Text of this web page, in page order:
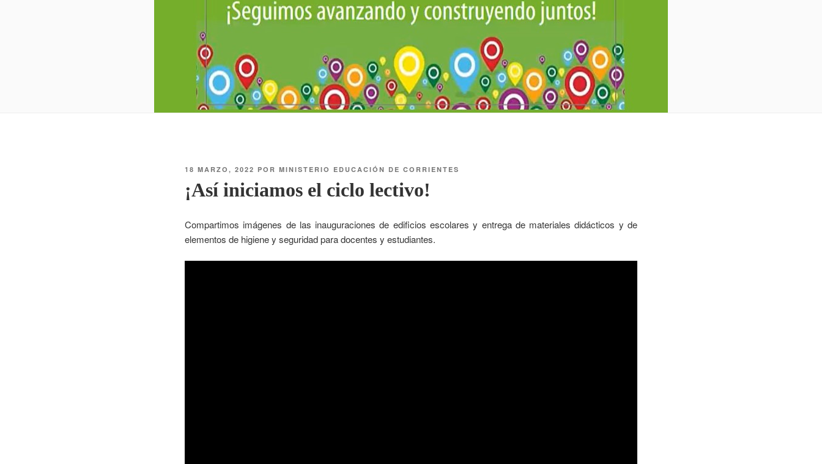
18 MARZO, 2022 POR MINISTERIO EDUCACIÓN DE CORRIENTES
¡Así iniciamos el ciclo lectivo!
Compartimos imágenes de las inauguraciones de edificios escolares y entrega de materiales didácticos y de
elementos de higiene y seguridad para docentes y estudiantes.